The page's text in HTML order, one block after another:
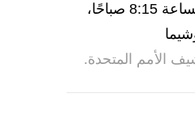
ساعة يد متفحمة توقفت عند الساعة 8:15 صباحًا،
الأمم المتحدة.